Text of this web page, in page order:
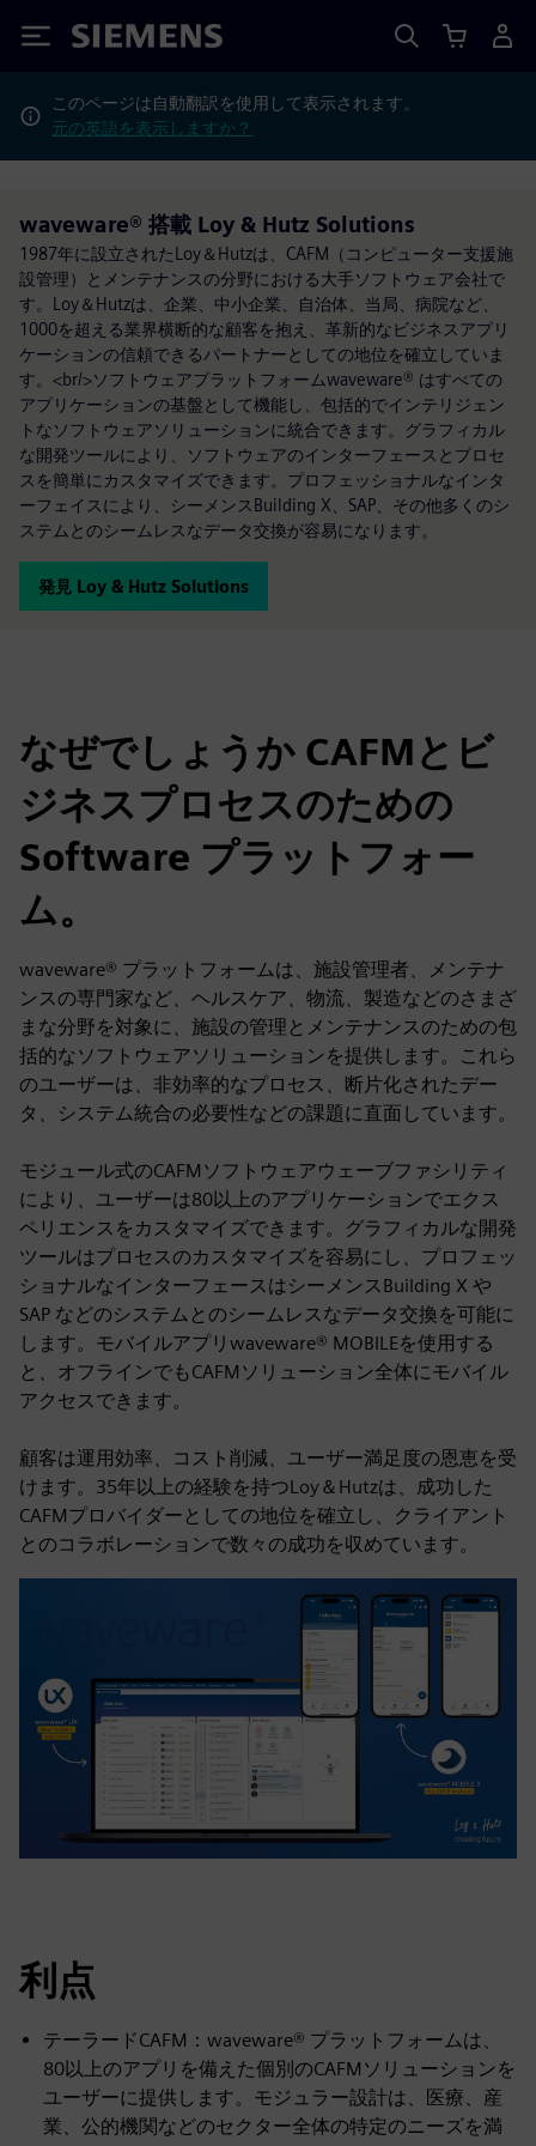
Siemens
このページは自動翻訳を使用して表示されます。
元の英語を表示しますか？
waveware® 搭載 Loy & Hutz Solutions
1987年に設立されたLoy＆Hutzは、CAFM（コンピューター支援施
設管理）とメンテナンスの分野における大手ソフトウェア会社で
す。Loy＆Hutzは、企業、中小企業、自治体、当局、病院など、
1000を超える業界横断的な顧客を抱え、革新的なビジネスアプリ
ケーションの信頼できるパートナーとしての地位を確立していま
す。<br/>ソフトウェアプラットフォームwaveware® はすべての
アプリケーションの基盤として機能し、包括的でインテリジェン
トなソフトウェアソリューションに統合できます。グラフィカル
な開発ツールにより、ソフトウェアのインターフェースとプロセ
スを簡単にカスタマイズできます。プロフェッショナルなインタ
ーフェイスにより、シーメンスBuilding X、SAP、その他多くのシ
ステムとのシームレスなデータ交換が容易になります。
発見 Loy & Hutz Solutions
なぜでしょうか CAFMとビ
ジネスプロセスのための
Software プラットフォー
ム。
waveware® プラットフォームは、施設管理者、メンテナ
ンスの専門家など、ヘルスケア、物流、製造などのさまざ
まな分野を対象に、施設の管理とメンテナンスのための包
括的なソフトウェアソリューションを提供します。これら
のユーザーは、非効率的なプロセス、断片化されたデー
タ、システム統合の必要性などの課題に直面しています。
モジュール式のCAFMソフトウェアウェーブファシリティ
により、ユーザーは80以上のアプリケーションでエクス
ペリエンスをカスタマイズできます。グラフィカルな開発
ツールはプロセスのカスタマイズを容易にし、プロフェッ
ショナルなインターフェースはシーメンスBuilding X や
SAP などのシステムとのシームレスなデータ交換を可能に
します。モバイルアプリwaveware® MOBILEを使用する
と、オフラインでもCAFMソリューション全体にモバイル
アクセスできます。
顧客は運用効率、コスト削減、ユーザー満足度の恩恵を受
けます。35年以上の経験を持つLoy＆Hutzは、成功した
CAFMプロバイダーとしての地位を確立し、クライアント
とのコラボレーションで数々の成功を収めています。
利点
テーラードCAFM：waveware® プラットフォームは、
80以上のアプリを備えた個別のCAFMソリューションを
ユーザーに提供します。モジュラー設計は、医療、産
業、公的機関などのセクター全体の特定のニーズを満